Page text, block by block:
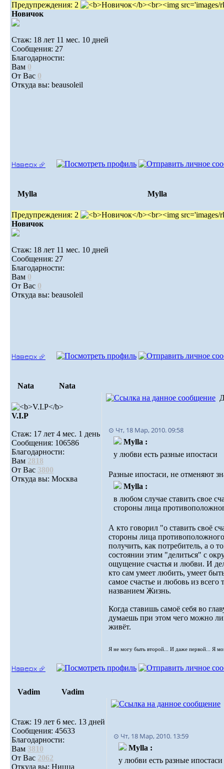
Предупреждения: 2
Новичок
Стаж: 18 лет 11 мес. 10 дней
Сообщения: 27
Благодарности:
Вам 0
От Вас 0
Откуда вы: beausoleil
Наверх ⮵
Mylla Mylla
Предупреждения: 2
Новичок
Стаж: 18 лет 11 мес. 10 дней
Сообщения: 27
Благодарности:
Вам 0
От Вас 0
Откуда вы: beausoleil
Наверх ⮵
Nata Nata
V.I.Р
Стаж: 17 лет 4 мес. 1 день
Сообщения: 106586
Благодарности:
Вам 2818
От Вас 3800
Откуда вы: Москва
⊙ Чт, 18 Мар, 2010. 09:58
Mylla :
у любви есть разные ипостаси
Разные ипостаси, не отменяют
Mylla :
в любом случае ставить свое
стороны лица
А кто говорил "о ставить своё
стороны лица
получить, как потребитель, а о
состоянии этим "делиться" с
ощущение счастья и любви. И
кто сам умеет любить, умеет
самое счастье и любовь из
названием Жизнь.
Когда ставишь самоё себя во
думаешь при этом чего можно
живёт.
Я не могу быть второй... И даже первой... Я
Наверх ⮵
Vadim Vadim
Стаж: 19 лет 6 мес. 13 дней
Сообщения: 45633
Благодарности:
Вам 3810
От Вас 2062
Откуда вы: Ницца
⊙ Чт, 18 Мар, 2010. 13:59
Mylla :
у любви есть разные ипостаси